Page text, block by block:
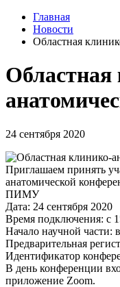
Главная
Новости
Областная
Областная
24 сентября 2020
Приглашаем принять
анатомической
ПИМУ
Дата: 24 сентября 2020
Время подключения: с
Начало научной части:
Предварительная
Идентификатор
В день конференции
приложение Zoom.